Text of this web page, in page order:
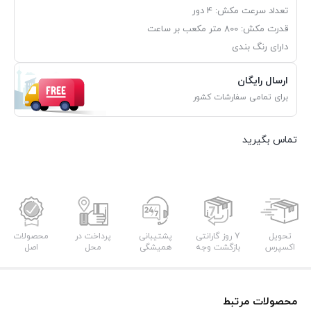
تعداد سرعت مکش: 4 دور
قدرت مکش: 800 متر مکعب بر ساعت
دارای رنگ بندی
ارسال رایگان
برای تمامی سفارشات کشور
تماس بگیرید
تحویل
اکسپرس
7 روز گارانتی
بازگشت وجه
پشتیبانی
همیشگی
پرداخت در
محل
محصولات
اصل
محصولات مرتبط